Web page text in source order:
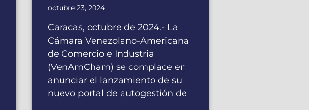
octubre 23, 2024
Caracas, octubre de 2024.- La
Cámara Venezolano-Americana
de Comercio e Industria
(VenAmCham) se complace en
anunciar el lanzamiento de su
nuevo portal de autogestión de